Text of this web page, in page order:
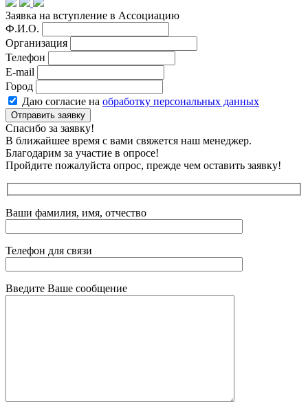
Заявка на вступление в Ассоциацию
Ф.И.О.
Организация
Телефон
E-mail
Город
Даю согласие на обработку персональных данных
Отправить заявку
Спасибо за заявку!
В ближайшее время с вами свяжется наш менеджер.
Благодарим за участие в опросе!
Пройдите пожалуйста опрос, прежде чем оставить заявку!
Ваши фамилия, имя, отчество
Телефон для связи
Введите Ваше сообщение